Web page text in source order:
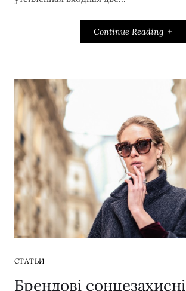
Continue Reading
СТАТЬИ
Брендові сонцезахисні